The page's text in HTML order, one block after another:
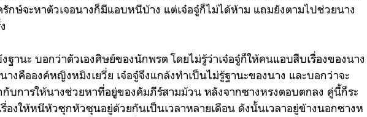
กษ์จะหาตัวเจอนางก็มีแอบหนีบ้าง แต่เจ๋อจู๋ก็ไม่ได้ห้าม แถมยังตามไปช่วยนาง
ฐานะ บอกว่าตัวเองศิษย์ของนักพรต โดยไม่รู้ว่าเจ๋อจู๋ก็ให้คนแอบสืบเรื่องของนาง
งคือองค์หญิงหมิงเยวี่ย เจ๋อจู๋จึงแกล้งทำเป็นไม่รู้ฐานะของนาง และบอกว่าจะ
บการให้นางช่วยหาที่อยู่ของคัมภีร์สามม้วน หลังจากซางหรงตอบตกลง คู่นี้ก็ระ
องให้หนีหัวซุกหัวซุนอยู่ด้วยกันเป็นเวลาหลายเดือน ดังนั้นเวลาอยู่ข้างนอกซางห